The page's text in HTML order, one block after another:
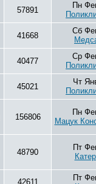
57891
Пн
41668
Сб
40477
Ср
45021
Чт
156806
Пн
Мацук
48790
Пт
42611
Пт